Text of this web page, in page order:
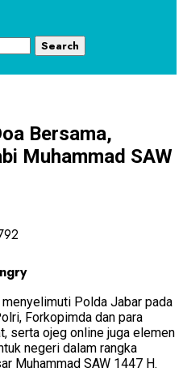
Bersama,
Muhammad SAW
Polda Jabar pada
Forkopimda dan para
serta ojeg online juga elemen
negeri dalam rangka
Muhammad SAW 1447 H.